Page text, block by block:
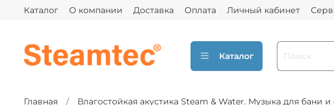
Каталог О компании Доставка Оплата Личный кабинет
Каталог
Главная
Влагостойкая акустика Steam & Water. Музыка для бани и